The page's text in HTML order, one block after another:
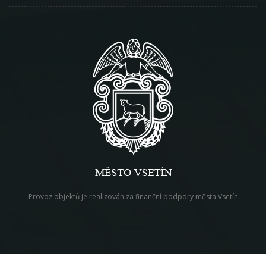
Provoz objektů je realizován za finanční podpory města Vsetín